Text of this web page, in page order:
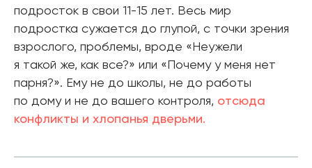
подросток в свои 11-15 лет. Весь мир
подростка сужается до глупой, с точки зрения
взрослого, проблемы, вроде «Неужели
я такой же, как все?» или «Почему у меня нет
парня?». Ему не до школы, не до работы
по дому и не до вашего контроля, отсюда
конфликты и хлопанья дверьми.